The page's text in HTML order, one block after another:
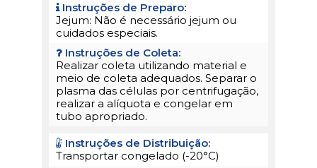
Instruções de Preparo:
Jejum: Não é necessário jejum ou
cuidados especiais.
Instruções de Coleta:
Realizar coleta utilizando material e
meio de coleta adequados. Separar o
plasma das células por centrifugação,
realizar a alíquota e congelar em
tubo apropriado.
Instruções de Distribuição:
Transportar congelado (-20°C)